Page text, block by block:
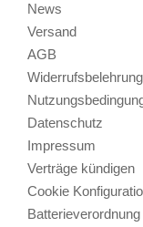
News
Versand
AGB
Widerrufsbelehrung
Datenschutz
Impressum
Verträge kündigen
Cookie
Batterieverordnung